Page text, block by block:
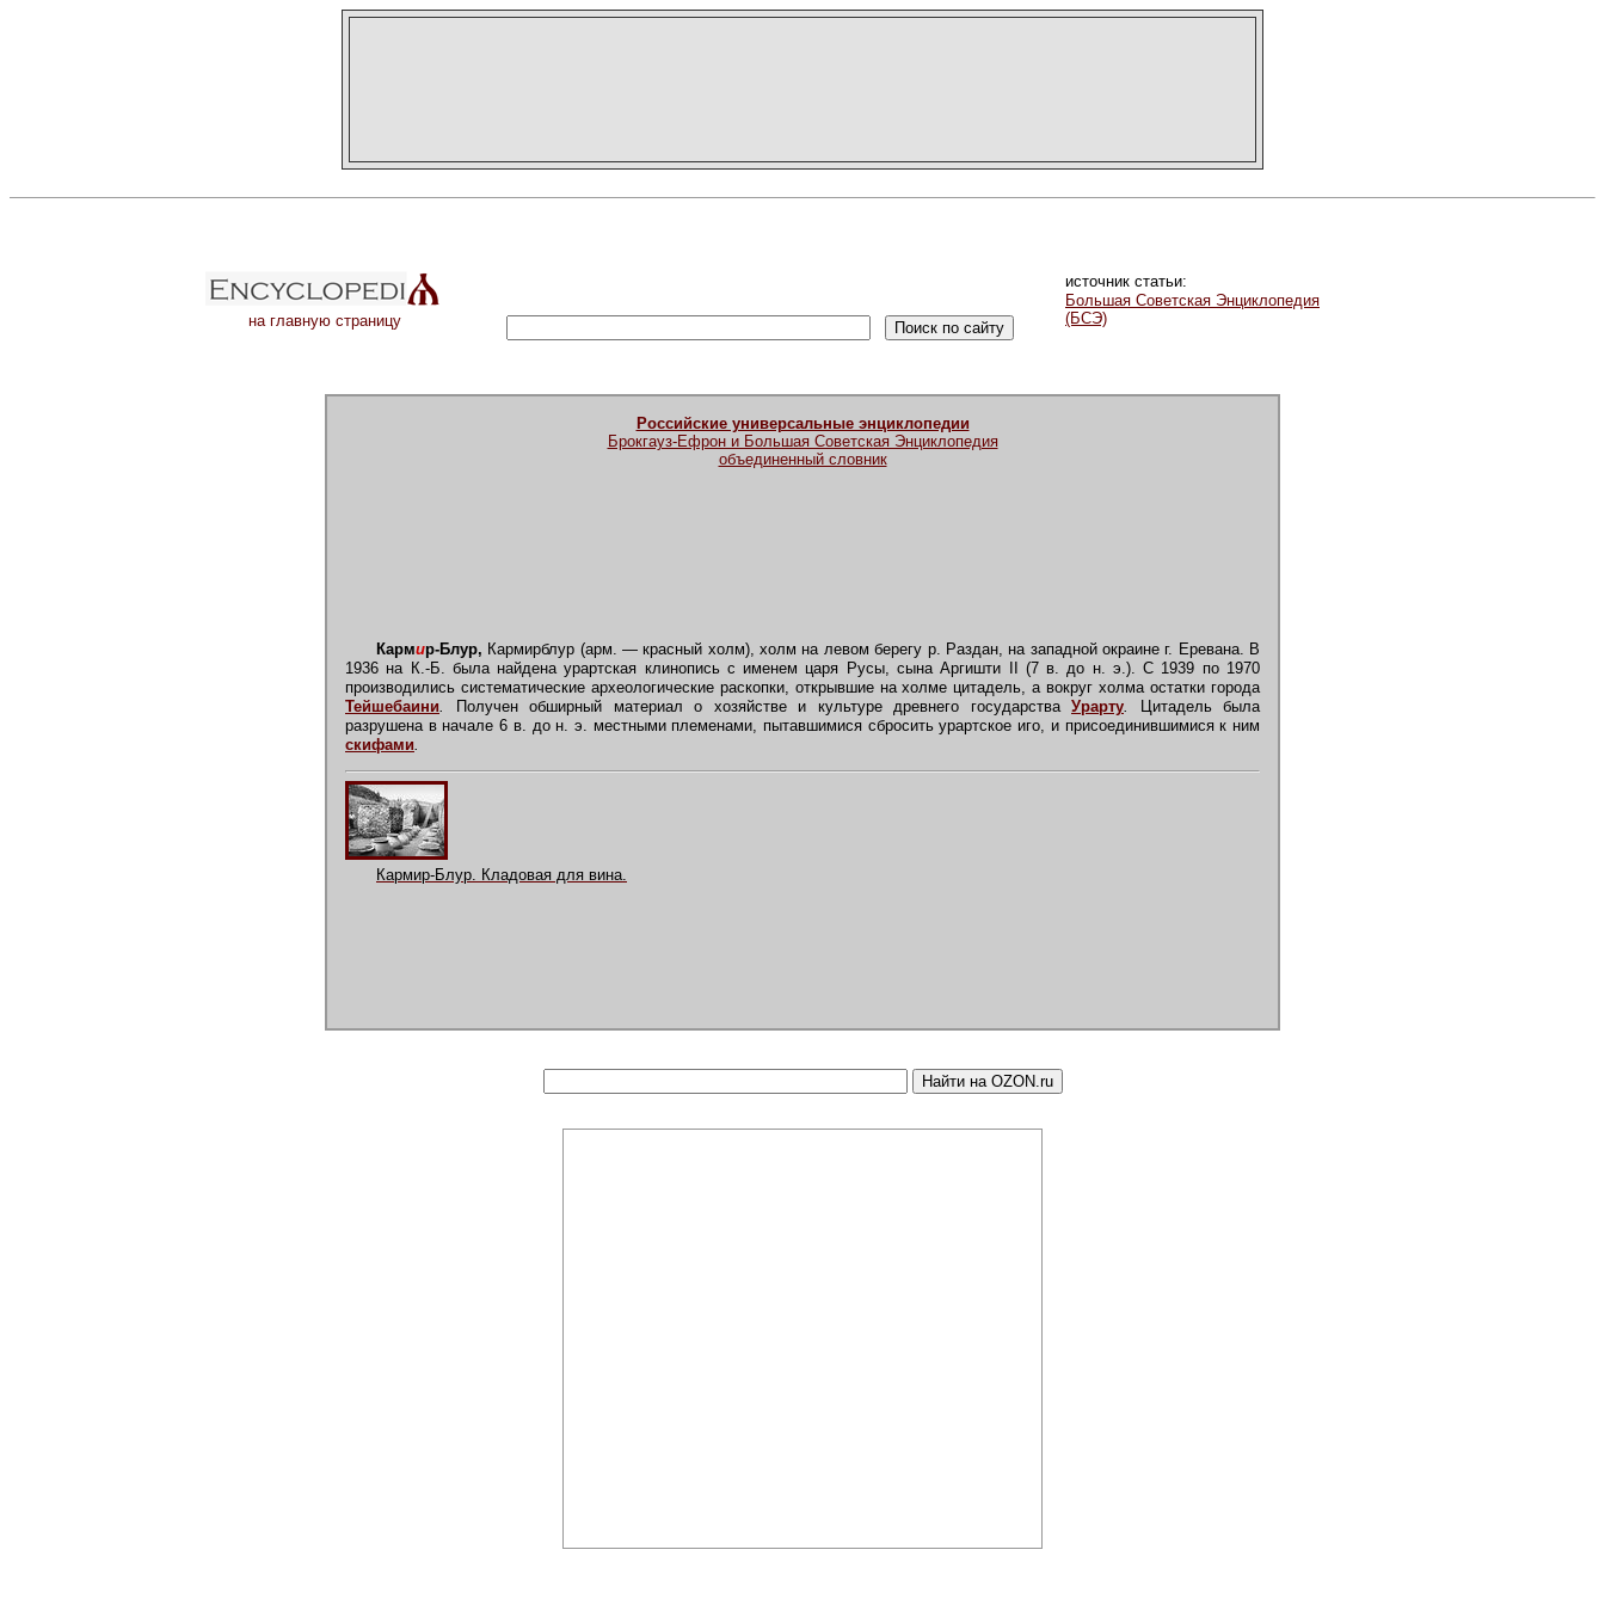
на главную страницу
источник статьи:
Большая Советская Энциклопедия
(БСЭ)
Российские универсальные энциклопедии
Брокгауз-Ефрон и Большая Советская Энциклопедия
объединенный словник
Кармир-Блур, Кармирблур (арм. — красный холм), холм на левом берегу р. Раздан, на западной окраине г. Еревана. В
1936 на К.-Б. была найдена урартская клинопись с именем царя Русы, сына Аргишти II (7 в. до н. э.). С 1939 по 1970
производились систематические археологические раскопки, открывшие на холме цитадель, а вокруг холма остатки города
Тейшебаини. Получен обширный материал о хозяйстве и культуре древнего государства Урарту.
Цитадель была
разрушена в начале 6 в. до н. э. местными племенами, пытавшимися сбросить урартское иго, и присоединившимися к ним
скифами.
Кармир-Блур. Кладовая для вина.